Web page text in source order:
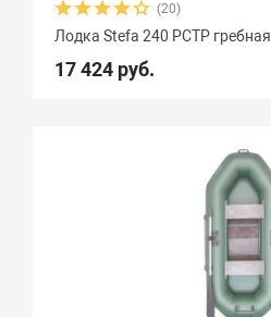
(20)
Лодка Stefa 240 РСТР гребная
17 424 руб.